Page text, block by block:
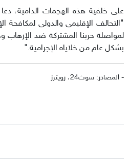
على خلفية هذه الهجمات الدامية،
"التحالف الإقليمي والدولي لمكافحة
لمواصلة حربنا المشتركة ضد الإرهاب
بشكل عام من خلاياه الإجرامية."
- المصادر: سوث24، رويترز